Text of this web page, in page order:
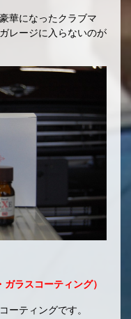
華になったクラブマ
レージに入らないのが
ラスコーティング）
ーティングです。